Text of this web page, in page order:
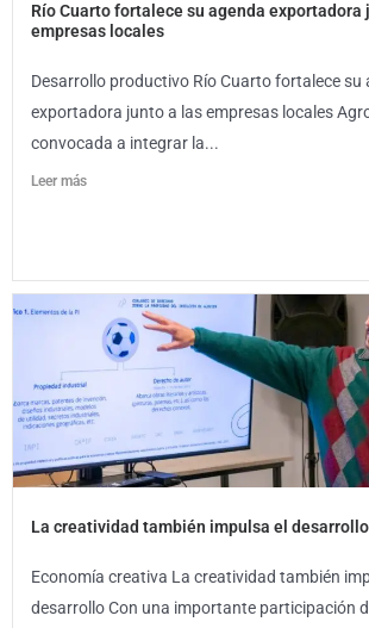
Río Cuarto fortalece su agenda exportadora
empresas locales
Desarrollo productivo Río Cuarto fortalece su
exportadora junto a las empresas locales
convocada a integrar la...
Leer más
La creatividad también impulsa el desarrollo
Economía creativa La creatividad también
desarrollo Con una importante participación